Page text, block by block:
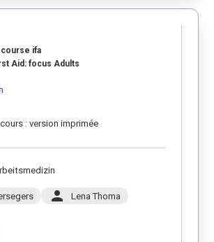
ifa
Aid: focus Adults
: version imprimée
person Lena Thoma